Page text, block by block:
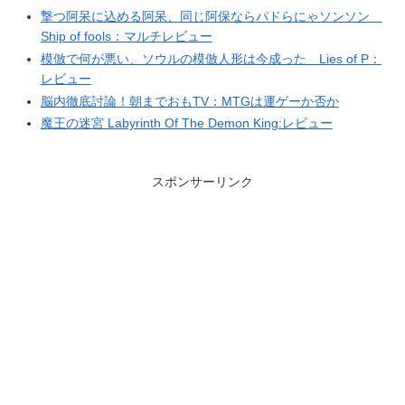
撃つ阿呆に込める阿呆、同じ阿保ならパドらにゃソンソン
Ship of fools：マルチレビュー
模倣で何が悪い、ソウルの模倣人形は今成った Lies of P：
レビュー
脳内徹底討論！朝までおもTV：MTGは運ゲーか否か
魔王の迷宮 Labyrinth Of The Demon King:レビュー
スポンサーリンク